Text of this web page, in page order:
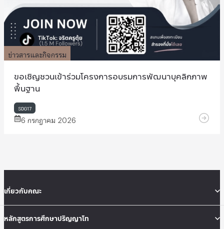
ข่าวสารและกิจกรรม
ขอเชิญชวนเข้าร่วมโครงการอบรมการพัฒนาบุคลิกภาพ
พื้นฐาน
SDG17
6 กรกฎาคม 2026
เกี่ยวกับคณะ
หลักสูตรการศึกษาปริญญาโท